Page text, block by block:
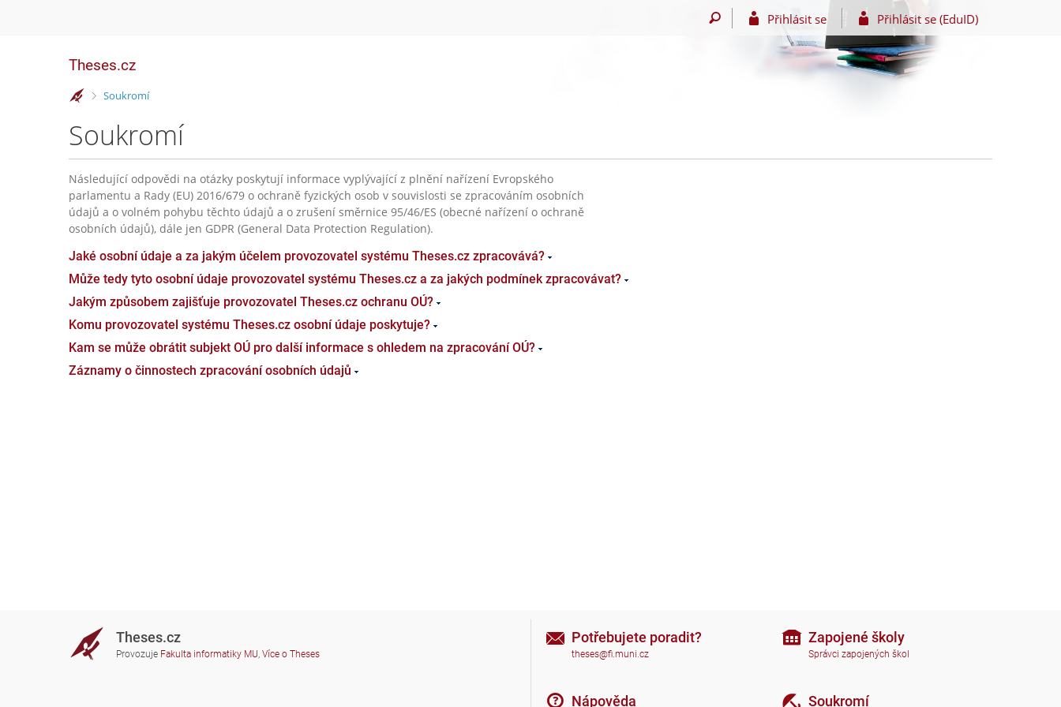
Přihlásit se Přihlásit se (EduID)
Theses.cz
>
Soukromí
Soukromí
Následující odpovědi na otázky poskytují informace vyplývající z plnění nařízení Evropského
parlamentu a Rady (EU) 2016/679 o ochraně fyzických osob v souvislosti se zpracováním osobních
údajů a o volném pohybu těchto údajů a o zrušení směrnice 95/46/ES (obecné nařízení o ochraně
osobních údajů), dále jen GDPR (General Data Protection Regulation).
Jaké osobní údaje a za jakým účelem provozovatel systému Theses.cz zpracovává?
Může tedy tyto osobní údaje provozovatel systému Theses.cz a za jakých podmínek zpracovávat?
Jakým způsobem zajišťuje provozovatel Theses.cz ochranu OÚ?
Komu provozovatel systému Theses.cz osobní údaje poskytuje?
Kam se může obrátit subjekt OÚ pro další informace s ohledem na zpracování OÚ?
Záznamy o činnostech zpracování osobních údajů
Theses.cz
Provozuje Fakulta informatiky MU, Více o Theses
Potřebujete poradit?
theses@fi.muni.cz
Nápověda
Zapojené školy
Správci zapojených škol
Soukromí